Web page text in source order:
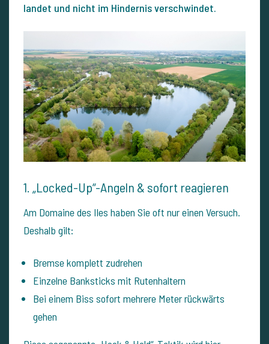
landet und nicht im Hindernis verschwindet.
1. „Locked-Up“-Angeln & sofort reagieren
Am Domaine des Iles haben Sie oft nur einen Versuch.
Deshalb gilt:
Bremse komplett zudrehen
Einzelne Banksticks mit Rutenhaltern
Bei einem Biss sofort mehrere Meter rückwärts
gehen